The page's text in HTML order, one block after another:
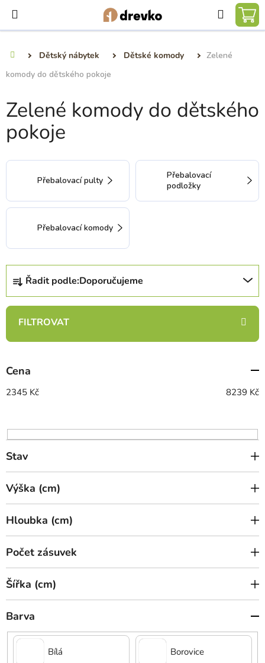
obsah
Hledat
Dětský nábytek Dětské komody
Zelené
komody do dětského pokoje
Zelené komody do dětského
pokoje
Přebalovací pulty
Přebalovací
podložky
Přebalovací komody
Ř
z
n
p
r
o
u
k
t
ů
Řadit podle:Doporučujeme
Cena
2345 Kč 8239 Kč
Stav
Výška (cm)
Hloubka (cm)
Počet zásuvek
Šířka (cm)
Barva
Bílá Borovice